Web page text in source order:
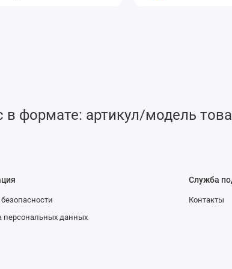
формате: артикул/модель
персональных данных
Служба
Контакты